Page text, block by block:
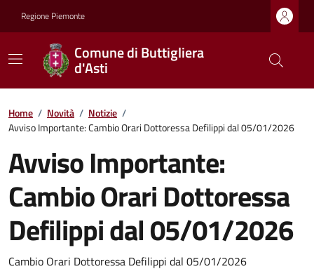
Regione Piemonte
Comune di Buttigliera
d'Asti
Home / Novità / Notizie /
Avviso Importante: Cambio Orari Dottoressa Defilippi dal 05/01/2026
Avviso Importante:
Cambio Orari Dottoressa
Defilippi dal 05/01/2026
Cambio Orari Dottoressa Defilippi dal 05/01/2026